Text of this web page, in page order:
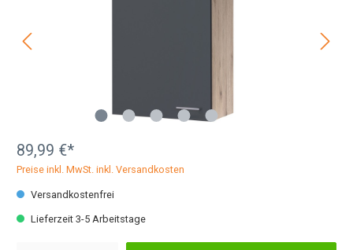
89,99 €*
Preise inkl. MwSt. inkl. Versandkosten
Versandkostenfrei
Lieferzeit 3-5 Arbeitstage